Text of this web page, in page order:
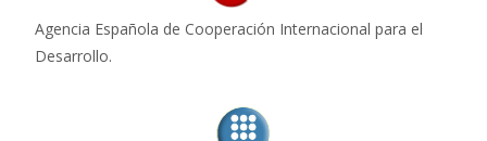
Agencia Española de Cooperación Internacional para el
Desarrollo.